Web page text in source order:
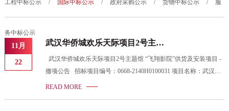
工程中标公示 / 国际中标公示 / 政府采购公示 / 货物中标公示 / 服
务中标公示
11月
22
武汉华侨城欢乐天际项目2号主题
公告
撤项公告 招标项目编号：0668-2140H0100031 项目名称：武汉华
侨城欢乐天际项目2号主题馆 “飞翔影院”供货及安装项目 项目名称
READ MORE